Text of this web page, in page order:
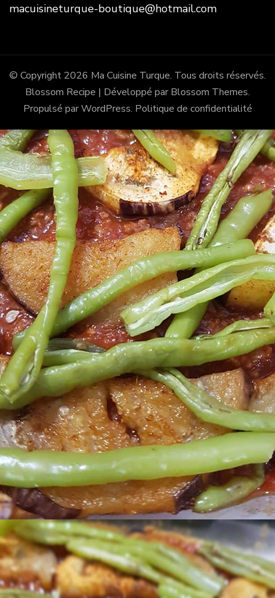
macuisineturque-boutique@hotmail.com
© Copyright 2026 Ma Cuisine Turque. Tous droits réservés.
Blossom Recipe | Développé par Blossom Themes.
Propulsé parWordPress. Politique de confidentialité